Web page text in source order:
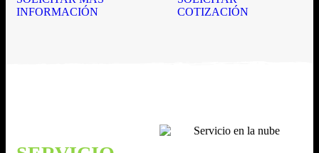
INFORMACIÓN
COTIZACIÓN